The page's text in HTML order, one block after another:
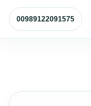
00989122091575